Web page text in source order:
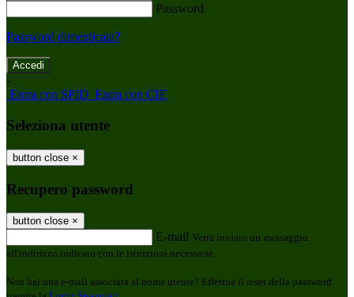
Password
Password dimenticata?
-
Entra con SPID Entra con CIE
Seleziona utente
button close ×
Recupero password
button close ×
E-mail Verrà inviato un messaggio
all'indirizzo indicato con le istruzioni necessarie.
Non hai una e-mail associata al nome utente? Effettua il reset della password